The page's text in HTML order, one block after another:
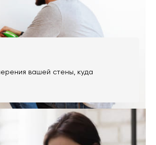
вашей стены, куда